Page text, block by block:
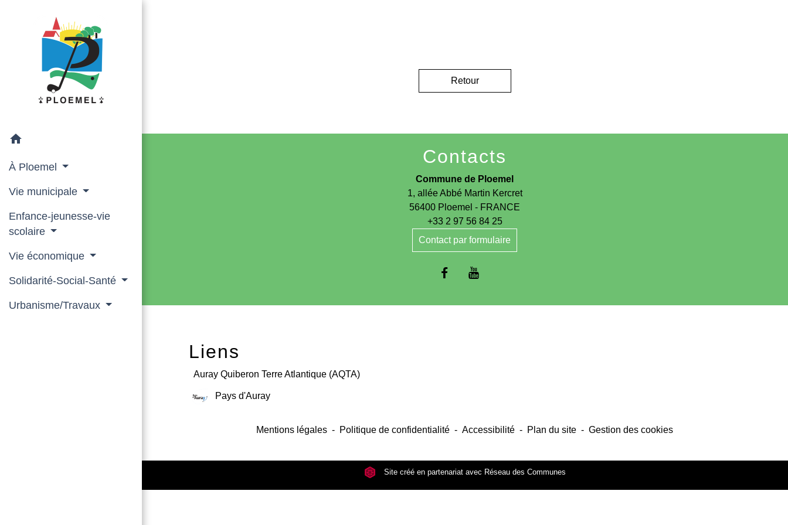
home
À Ploemel
Vie municipale
Enfance-jeunesse-vie
scolaire
Vie économique
Solidarité-Social-Santé
Urbanisme/Travaux
Retour
Contacts
Commune de Ploemel
1, allée Abbé Martin Kercret
56400 Ploemel - FRANCE
+33 2 97 56 84 25
Contact par formulaire
Liens
Auray Quiberon Terre Atlantique (AQTA)
Pays d'Auray
Mentions légales - Politique de confidentialité - Accessibilité - Plan du site - Gestion des cookies
Site créé en partenariat avec Réseau des Communes